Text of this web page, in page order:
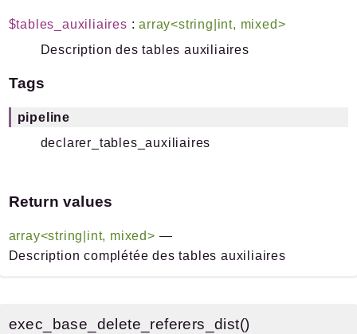
$tables_auxiliaires :array<string|int, mixed>
Description des tables auxiliaires
Tags
pipeline
declarer_tables_auxiliaires
Return values
array<string|int, mixed> —
Description complétée des tables auxiliaires
exec_base_delete_referers_dist()